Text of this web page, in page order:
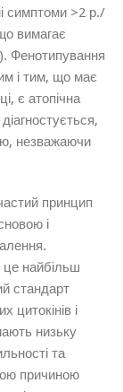
симптоми >2 р./
вимагає
Фенотипування
і тим, що має
є атопічна
незважаючи
принцип
і
це найбільш
стандарт
цитокінів і
низьку
та
причиною